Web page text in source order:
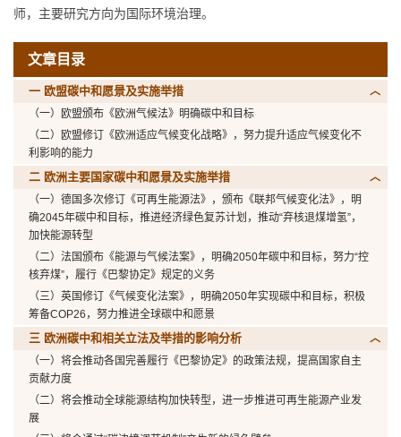
师，主要研究方向为国际环境治理。
文章目录
一 欧盟碳中和愿景及实施举措
（一）欧盟颁布《欧洲气候法》明确碳中和目标
（二）欧盟修订《欧洲适应气候变化战略》，努力提升适应气候变化不
利影响的能力
二 欧洲主要国家碳中和愿景及实施举措
（一）德国多次修订《可再生能源法》，颁布《联邦气候变化法》，明
确2045年碳中和目标，推进经济绿色复苏计划，推动“弃核退煤增氢”，
加快能源转型
（二）法国颁布《能源与气候法案》，明确2050年碳中和目标，努力“控
核弃煤”，履行《巴黎协定》规定的义务
（三）英国修订《气候变化法案》，明确2050年实现碳中和目标，积极
筹备COP26，努力推进全球碳中和愿景
三 欧洲碳中和相关立法及举措的影响分析
（一）将会推动各国完善履行《巴黎协定》的政策法规，提高国家自主
贡献力度
（二）将会推动全球能源结构加快转型，进一步推进可再生能源产业发
展